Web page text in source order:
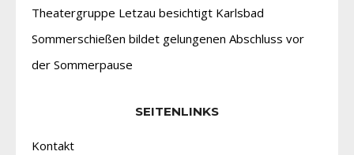
Theatergruppe Letzau besichtigt Karlsbad
Sommerschießen bildet gelungenen Abschluss vor
der Sommerpause
SEITENLINKS
Kontakt